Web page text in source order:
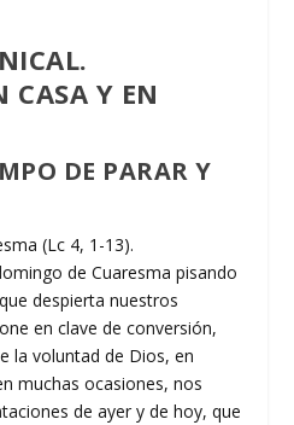
CASA Y EN
DE PARAR Y
(Lc 4, 1-13).
de Cuaresma pisando
despierta nuestros
en clave de conversión,
la voluntad de Dios, en
muchas ocasiones, nos
de ayer y de hoy, que